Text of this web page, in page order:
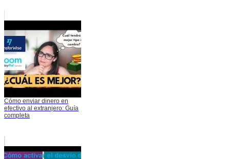
Cómo enviar dinero en
efectivo al extranjero: Guía
completa